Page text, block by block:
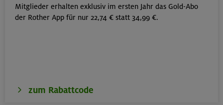
Mitglieder erhalten exklusiv im ersten Jahr das Gold-Abo
der Rother App für nur 22,74 € statt 34,99 €.
zum Rabattcode